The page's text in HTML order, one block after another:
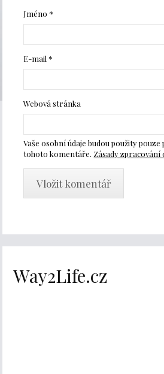
Jméno*
E-mail*
Webová stránka
Vaše osobní údaje budou použity
tohoto komentáře. Zásady zpracování
Way2Life.cz